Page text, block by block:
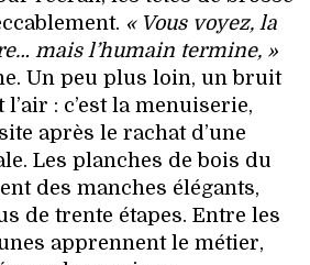
« Vous voyez, la
mais l’humain termine, »
Un peu plus loin, un bruit
: c’est la menuiserie,
après le rachat d’une
Les planches de bois du
des manches élégants,
de trente étapes. Entre les
apprennent le métier,